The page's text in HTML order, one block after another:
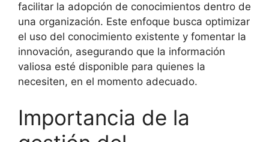
facilitar la adopción de conocimientos dentro de
una organización. Este enfoque busca optimizar
el uso del conocimiento existente y fomentar la
innovación, asegurando que la información
valiosa esté disponible para quienes la
necesiten, en el momento adecuado.
Importancia de la